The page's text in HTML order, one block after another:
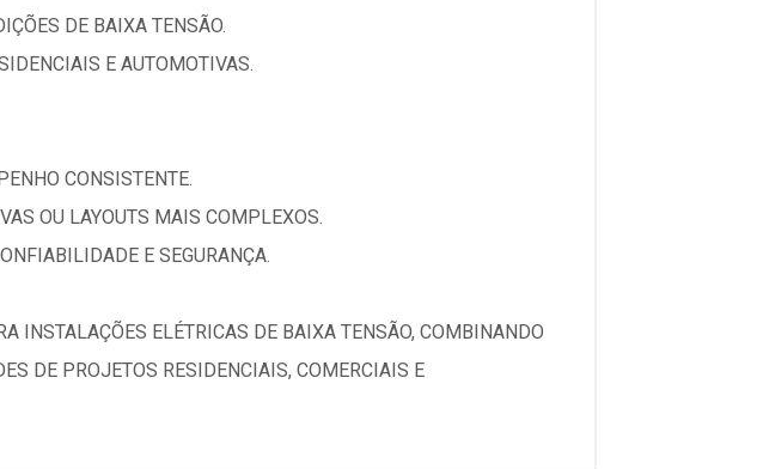
DE BAIXA TENSÃO.
E AUTOMOTIVAS.
CONSISTENTE.
OU LAYOUTS MAIS COMPLEXOS.
E SEGURANÇA.
INSTALAÇÕES ELÉTRICAS DE BAIXA TENSÃO, COMBINANDO
DE PROJETOS RESIDENCIAIS, COMERCIAIS E